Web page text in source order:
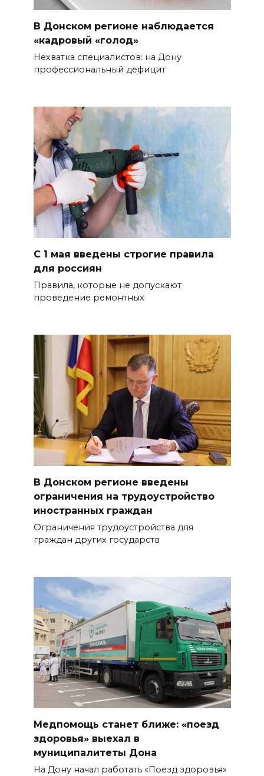
В Донском регионе наблюдается
«кадровый «голод»
Нехватка специалистов: на Дону
профессиональный дефицит
С 1 мая введены строгие правила
для россиян
Правила, которые не допускают
проведение ремонтных
В Донском регионе введены
ограничения на трудоустройство
иностранных граждан
Ограничения трудоустройства для
граждан других государств
Медпомощь станет ближе: «поезд
здоровья» выехал в
муниципалитеты Дона
На Дону начал работать «Поезд здоровья»